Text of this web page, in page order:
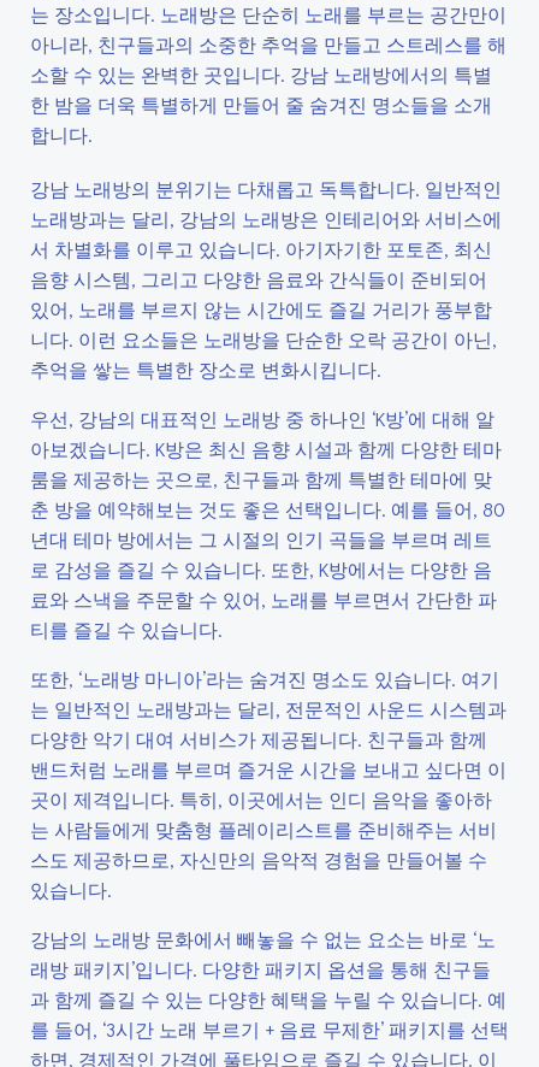
는 장소입니다. 노래방은 단순히 노래를 부르는 공간만이
아니라, 친구들과의 소중한 추억을 만들고 스트레스를 해
소할 수 있는 완벽한 곳입니다. 강남 노래방에서의 특별
한 밤을 더욱 특별하게 만들어 줄 숨겨진 명소들을 소개
합니다.
강남 노래방의 분위기는 다채롭고 독특합니다. 일반적인
노래방과는 달리, 강남의 노래방은 인테리어와 서비스에
서 차별화를 이루고 있습니다. 아기자기한 포토존, 최신
음향 시스템, 그리고 다양한 음료와 간식들이 준비되어
있어, 노래를 부르지 않는 시간에도 즐길 거리가 풍부합
니다. 이런 요소들은 노래방을 단순한 오락 공간이 아닌,
추억을 쌓는 특별한 장소로 변화시킵니다.
우선, 강남의 대표적인 노래방 중 하나인 ‘K방’에 대해 알
아보겠습니다. K방은 최신 음향 시설과 함께 다양한 테마
룸을 제공하는 곳으로, 친구들과 함께 특별한 테마에 맞
춘 방을 예약해보는 것도 좋은 선택입니다. 예를 들어, 80
년대 테마 방에서는 그 시절의 인기 곡들을 부르며 레트
로 감성을 즐길 수 있습니다. 또한, K방에서는 다양한 음
료와 스낵을 주문할 수 있어, 노래를 부르면서 간단한 파
티를 즐길 수 있습니다.
또한, ‘노래방 마니아’라는 숨겨진 명소도 있습니다. 여기
는 일반적인 노래방과는 달리, 전문적인 사운드 시스템과
다양한 악기 대여 서비스가 제공됩니다. 친구들과 함께
밴드처럼 노래를 부르며 즐거운 시간을 보내고 싶다면 이
곳이 제격입니다. 특히, 이곳에서는 인디 음악을 좋아하
는 사람들에게 맞춤형 플레이리스트를 준비해주는 서비
스도 제공하므로, 자신만의 음악적 경험을 만들어볼 수
있습니다.
강남의 노래방 문화에서 빼놓을 수 없는 요소는 바로 ‘노
래방 패키지’입니다. 다양한 패키지 옵션을 통해 친구들
과 함께 즐길 수 있는 다양한 혜택을 누릴 수 있습니다. 예
를 들어, ‘3시간 노래 부르기 + 음료 무제한’ 패키지를 선택
하면, 경제적인 가격에 풀타임으로 즐길 수 있습니다. 이